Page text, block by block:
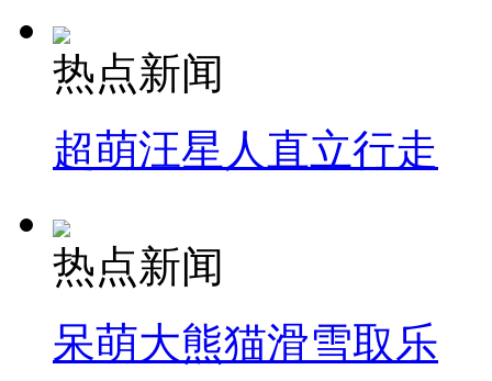
热点新闻
超萌汪星人直立行走
热点新闻
呆萌大熊猫滑雪取乐